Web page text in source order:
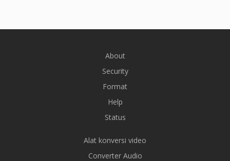
About
Security
Format
Help
Status
Alat konversi video
Converter Audio